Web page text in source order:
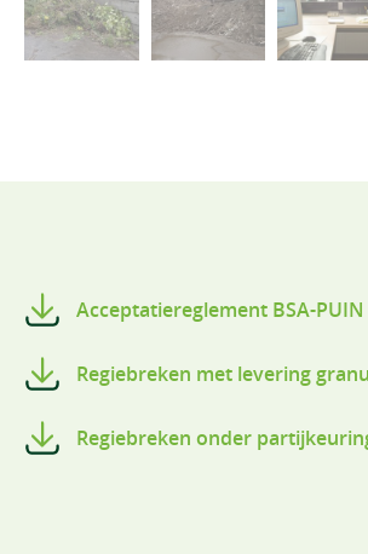
Acceptatiereglement BSA-PUIN
Regiebreken met levering
Regiebreken onder